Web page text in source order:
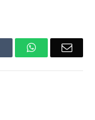
Tumblr WhatsApp